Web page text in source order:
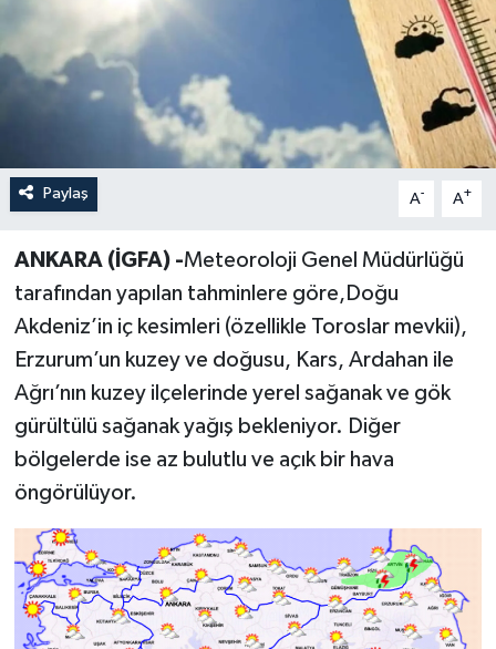
Paylaş A- A+
ANKARA (İGFA) -Meteoroloji Genel Müdürlüğü
tarafından yapılan tahminlere göre,Doğu
Akdeniz’in iç kesimleri (özellikle Toroslar mevkii),
Erzurum’un kuzey ve doğusu, Kars, Ardahan ile
Ağrı’nın kuzey ilçelerinde yerel sağanak ve gök
gürültülü sağanak yağış bekleniyor. Diğer
bölgelerde ise az bulutlu ve açık bir hava
öngörülüyor.